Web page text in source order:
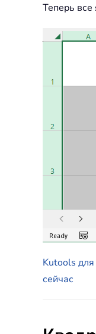
Теперь
Kutools для
сейчас